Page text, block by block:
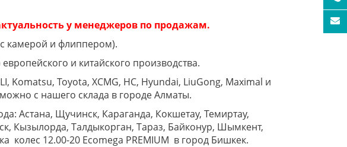
у менеджеров по продажам.
камерой и флиппером).
и китайского производства.
Komatsu, Toyota, XCMG, HC, Hyundai, LiuGong, Maximal и
с нашего склада в городе Алматы.
Астана, Щучинск, Караганда, Кокшетау, Темиртау,
Кызылорда, Талдыкорган, Тараз, Байконур, Шымкент,
колес 12.00-20 Ecomega PREMIUM в город Бишкек.